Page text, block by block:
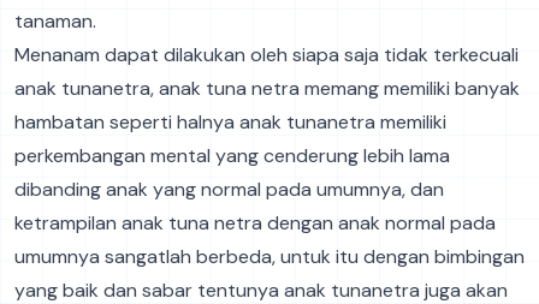
tanaman.
Menanam dapat dilakukan oleh siapa saja tidak terkecuali
anak tunanetra, anak tuna netra memang memiliki banyak
hambatan seperti halnya anak tunanetra memiliki
perkembangan mental yang cenderung lebih lama
dibanding anak yang normal pada umumnya, dan
ketrampilan anak tuna netra dengan anak normal pada
umumnya sangatlah berbeda, untuk itu dengan bimbingan
yang baik dan sabar tentunya anak tunanetra juga akan